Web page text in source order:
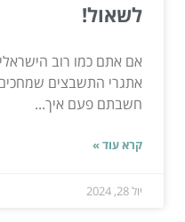
לשאול!
אם אתם כמו רוב
אתגרי התשבצים שמחכים
חשבתם פעם איך...
קרא עוד »
יול 28, 2024